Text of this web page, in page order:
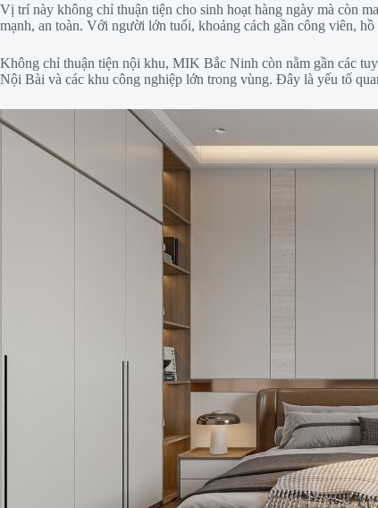
Vị trí này không chỉ thuận tiện cho sinh hoạt hàng ngày mà còn
mạnh, an toàn. Với người lớn tuổi, khoảng cách gần công viên,
Không chỉ thuận tiện nội khu, MIK Bắc Ninh còn nằm gần các
Nội Bài và các khu công nghiệp lớn trong vùng. Đây là yếu tố